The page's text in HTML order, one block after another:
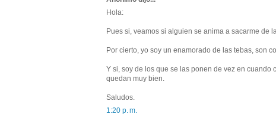
Hola:
Pues si, veamos si alguien se anima a sacarme de
Por cierto, yo soy un enamorado de las tebas, son
Y si, soy de los que se las ponen de vez en
quedan muy bien.
Saludos.
1:20 p. m.